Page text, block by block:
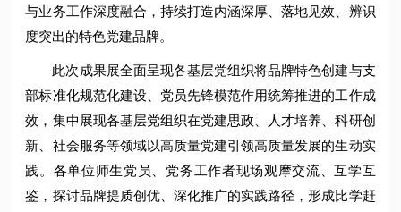
与业务工作深度融合，持续打造内涵深厚、落地见效、辨识
度突出的特色党建品牌。
此次成果展全面呈现各基层党组织将品牌特色创建与支
部标准化规范化建设、党员先锋模范作用统筹推进的工作成
效，集中展现各基层党组织在党建思政、人才培养、科研创
新、社会服务等领域以高质量党建引领高质量发展的生动实
践。各单位师生党员、党务工作者现场观摩交流、互学互
鉴，探讨品牌提质创优、深化推广的实践路径，形成比学赶